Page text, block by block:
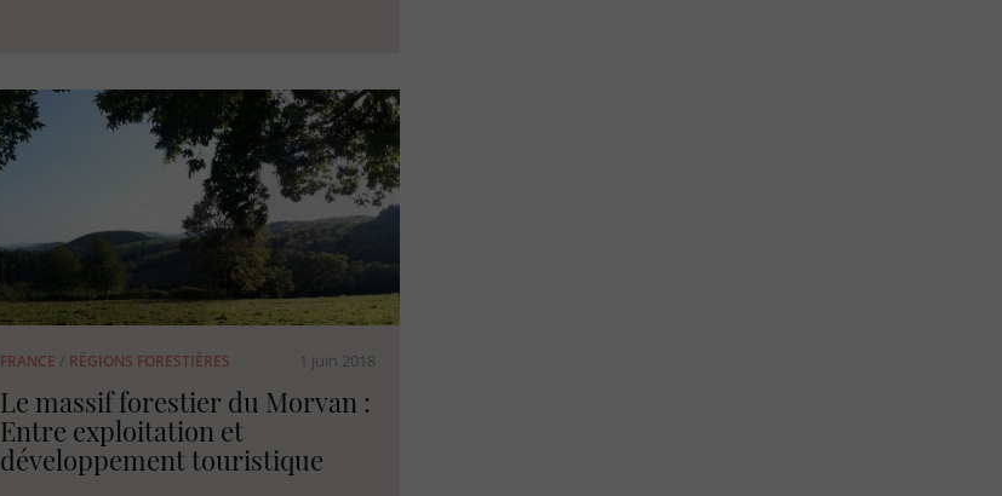
FRANCE / RÉGIONS FORESTIÈRES 1 juin 2018
Le massif forestier du Morvan :
Entre exploitation et
développement touristique